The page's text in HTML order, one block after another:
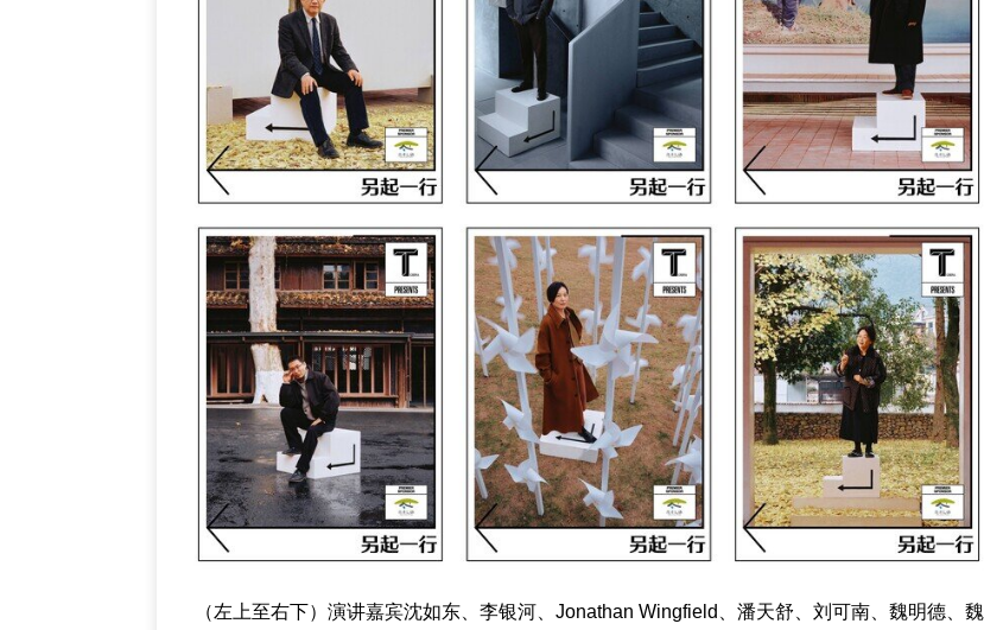
（左上至右下）演讲嘉宾沈如东、李银河、Jonathan Wingfield、潘天舒、刘可南、魏明德、魏